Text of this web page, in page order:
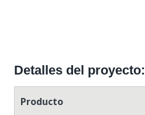
Detalles del proyecto:
Producto